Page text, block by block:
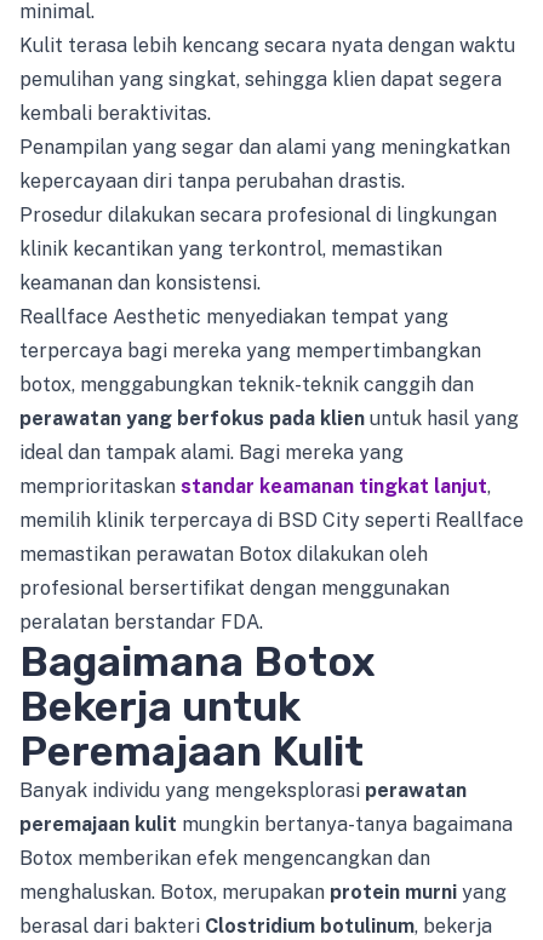
minimal.
Kulit terasa lebih kencang secara nyata dengan waktu
pemulihan yang singkat, sehingga klien dapat segera
kembali beraktivitas.
Penampilan yang segar dan alami yang meningkatkan
kepercayaan diri tanpa perubahan drastis.
Prosedur dilakukan secara profesional di lingkungan
klinik kecantikan yang terkontrol, memastikan
keamanan dan konsistensi.
Reallface Aesthetic menyediakan tempat yang
terpercaya bagi mereka yang mempertimbangkan
botox, menggabungkan teknik-teknik canggih dan
perawatan yang berfokus pada klien untuk hasil yang
ideal dan tampak alami. Bagi mereka yang
memprioritaskan standar keamanan tingkat lanjut,
memilih klinik terpercaya di BSD City seperti Reallface
memastikan perawatan Botox dilakukan oleh
profesional bersertifikat dengan menggunakan
peralatan berstandar FDA.
Bagaimana Botox
Bekerja untuk
Peremajaan Kulit
Banyak individu yang mengeksplorasi perawatan
peremajaan kulit mungkin bertanya-tanya bagaimana
Botox memberikan efek mengencangkan dan
menghaluskan. Botox, merupakan protein murni yang
berasal dari bakteri Clostridium botulinum, bekerja